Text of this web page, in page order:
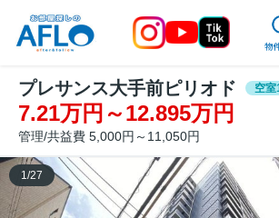
プレサンス大手前ピリオド 空室
7.21万円～12.895万円
管理/共益費 5,000円～11,050円
1 /27